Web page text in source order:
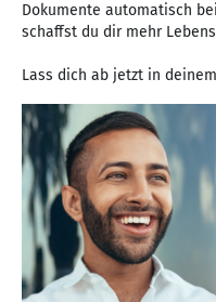
Dokumente automatisch
schaffst du dir mehr
Lass dich ab jetzt in